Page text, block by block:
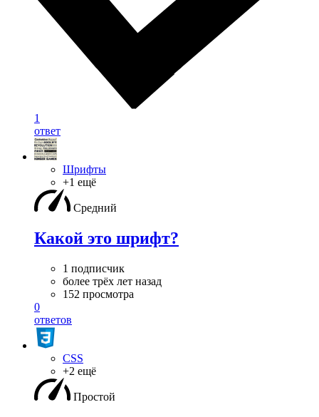
1
ответ
Шрифты
+1 ещё
Средний
Какой это шрифт?
1 подписчик
более трёх лет назад
152 просмотра
0
ответов
CSS
+2 ещё
Простой